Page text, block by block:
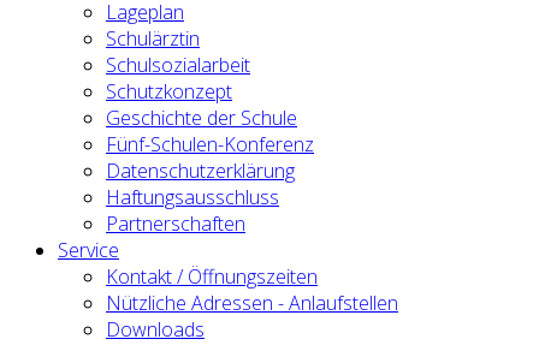
Lageplan
Schulärztin
Schulsozialarbeit
Schutzkonzept
Geschichte der Schule
Fünf-Schulen-Konferenz
Datenschutzerklärung
Haftungsausschluss
Partnerschaften
Service
Kontakt / Öffnungszeiten
Nützliche Adressen - Anlaufstellen
Downloads